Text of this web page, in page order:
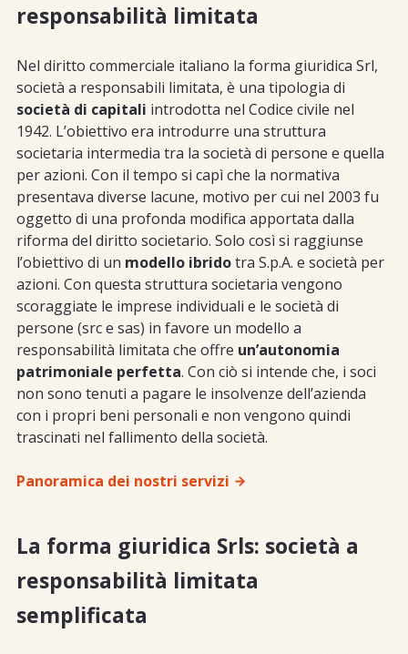
responsabilità limitata
Nel diritto commerciale italiano la forma giuridica Srl,
società a responsabili limitata, è una tipologia di
società di capitali introdotta nel Codice civile nel
1942. L’obiettivo era introdurre una struttura
societaria intermedia tra la società di persone e quella
per azioni. Con il tempo si capì che la normativa
presentava diverse lacune, motivo per cui nel 2003 fu
oggetto di una profonda modifica apportata dalla
riforma del diritto societario. Solo così si raggiunse
l’obiettivo di un modello ibridotra S.p.A. e società per
azioni. Con questa struttura societaria vengono
scoraggiate le imprese individuali e le società di
persone (src e sas) in favore un modello a
responsabilità limitata che offre un’autonomia
patrimoniale perfetta. Con ciò si intende che, i soci
non sono tenuti a pagare le insolvenze dell’azienda
con i propri beni personali e non vengono quindi
trascinati nel fallimento della società.
Panoramica dei nostri servizi
La forma giuridica Srls: società a
responsabilità limitata
semplificata